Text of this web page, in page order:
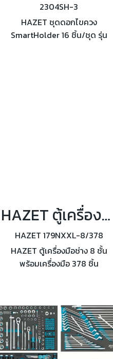
2304SH-3
HAZET ชุดดอกไขควง
SmartHolder 16 ชิ้น/ชุด รุ่น
HAZET ตู้เครื่องมือช่าง 8 ชั้น พร้อมเครื่องมือ 378 ชิ้น 179NXXL-8/378
HAZET 179NXXL-8/378
HAZET ตู้เครื่องมือช่าง 8 ชั้น
พร้อมเครื่องมือ 378 ชิ้น